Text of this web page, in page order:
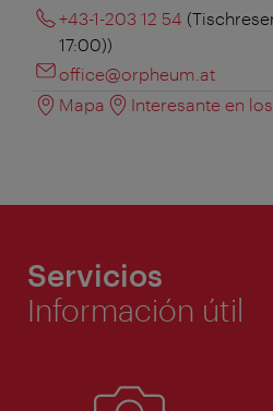
+43-1-203 12 54
17:00))
office@orpheum.at
Mapa
Interesante en
Servicios
Información útil